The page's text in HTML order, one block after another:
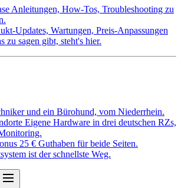
Anleitungen, How-Tos, Troubleshooting zu
Updates, Wartungen, Preis-Anpassungen
zu sagen gibt, steht's hier.
und ein Bürohund, vom Niederrhein.
Eigene Hardware in drei deutschen RZs,
25 € Guthaben für beide Seiten.
ist der schnellste Weg.